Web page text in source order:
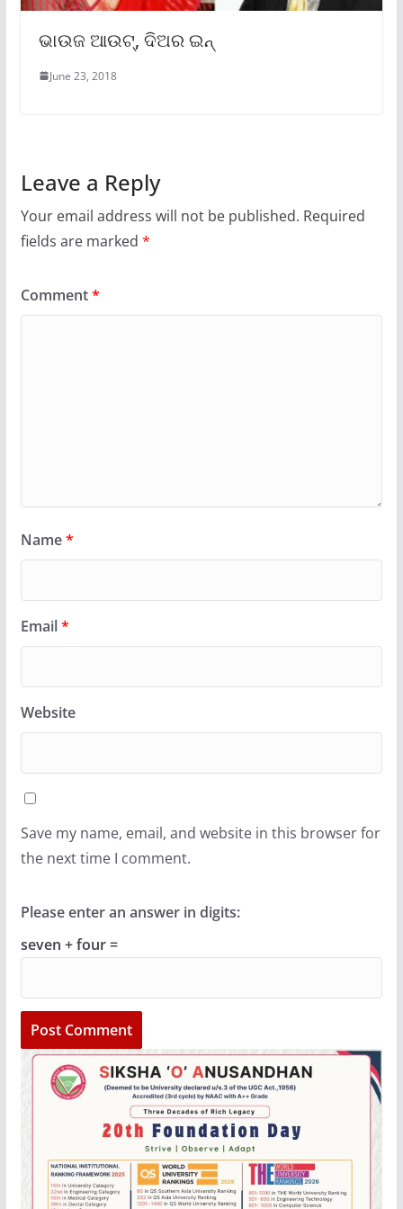
ଭାଉଜ ଆଉଟ୍‍, ଦିଅର ଇନ୍‍
June 23, 2018
Leave a Reply
Your email address will not be published. Required
fields are marked *
Comment*
Name*
Email*
Website
Save my name, email, and website in this browser for
the next time I comment.
Please enter an answer in digits:
seven + four =